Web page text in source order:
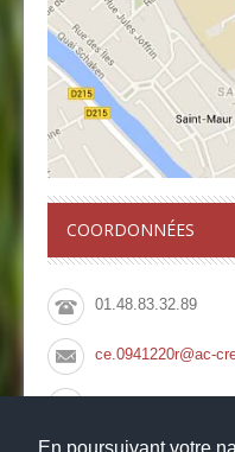
En poursuivant votre
COORDONNÉES
01.48.83.32.89
ce.0941220r@ac-